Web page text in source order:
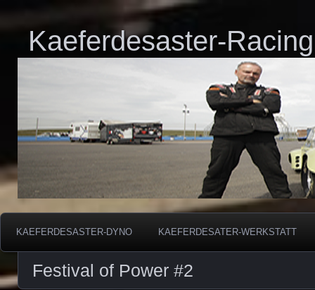
Kaeferdesaster-Racing
KAEFERDESASTER-DYNO KAEFERDESATER-WERKSTATT
Festival of Power #2